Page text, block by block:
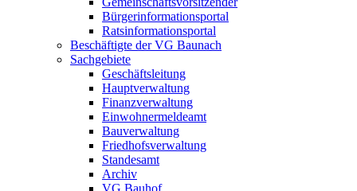
Bürgerinformationsportal
Ratsinformationsportal
Beschäftigte der VG Baunach
Sachgebiete
Geschäftsleitung
Hauptverwaltung
Finanzverwaltung
Einwohnermeldeamt
Bauverwaltung
Friedhofsverwaltung
Standesamt
Archiv
VG Bauhof